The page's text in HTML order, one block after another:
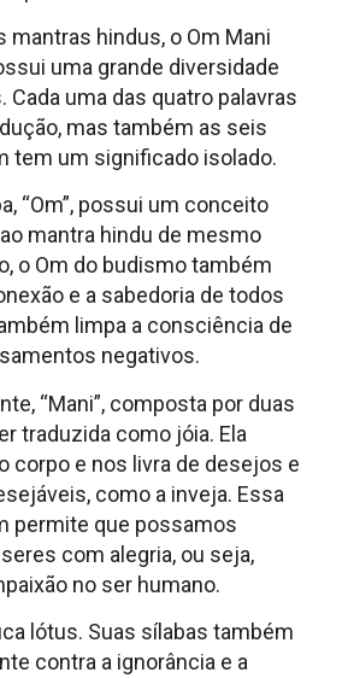
hindus, o Om Mani
uma grande diversidade
Cada uma das quatro palavras
mas também as seis
tem um significado isolado.
“Om”, possui um conceito
mantra hindu de mesmo
o Om do budismo também
e a sabedoria de todos
limpa a consciência de
negativos.
“Mani”, composta por duas
traduzida como jóia. Ela
corpo e nos livra de desejos e
como a inveja. Essa
permite que possamos
com alegria, ou seja,
no ser humano.
lótus. Suas sílabas também
contra a ignorância e a